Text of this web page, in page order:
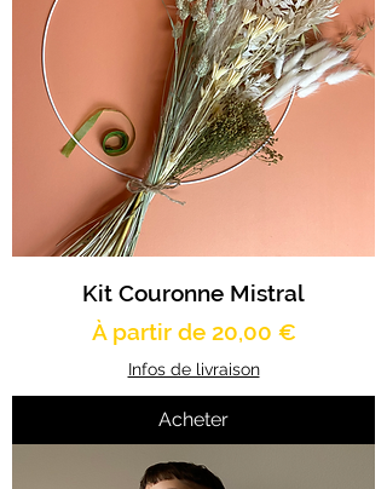
Kit Couronne Mistral
À partir de 20,00 €
Prix promotionnel
Infos de livraison
Acheter